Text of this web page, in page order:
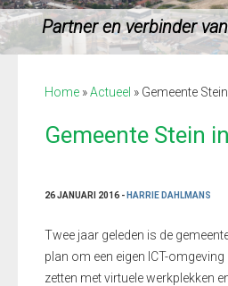
Partner en verbinder
Home »Actueel » Gemeente
Gemeente Stein
26 JANUARI 2016 - HARRIE DAHLMANS
Twee jaar geleden is de
plan om een eigen ICT-
zetten met virtuele werkplekken